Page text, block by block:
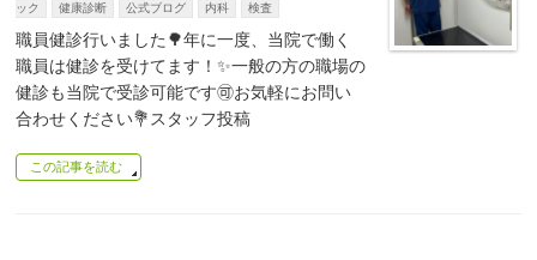
ック
健康診断 公式ブログ 内科 検査
職員健診行いました🌳年に一度、当院で働く
職員は健診を受けてます！✨一般の方の職場の
健診も当院で受診可能です🉑お気軽にお問い
合わせください💐スタッフ投稿
この記事を読む